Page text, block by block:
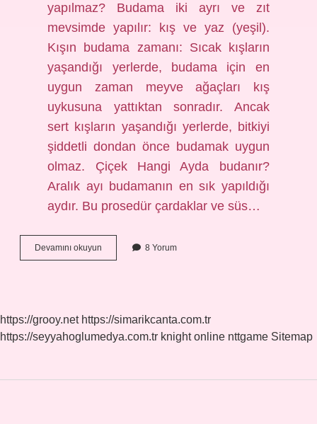
yapılmaz? Budama iki ayrı ve zıt
mevsimde yapılır: kış ve yaz (yeşil).
Kışın budama zamanı: Sıcak kışların
yaşandığı yerlerde, budama için en
uygun zaman meyve ağaçları kış
uykusuna yattıktan sonradır. Ancak
sert kışların yaşandığı yerlerde, bitkiyi
şiddetli dondan önce budamak uygun
olmaz. Çiçek Hangi Ayda budanır?
Aralık ayı budamanın en sık yapıldığı
aydır. Bu prosedür çardaklar ve süs…
Devamını okuyun
Açmış
8 Yorum
https://grooy.net https://simarikcanta.com.tr
https://seyyahoglumedya.com.tr knight online nttgame Sitemap